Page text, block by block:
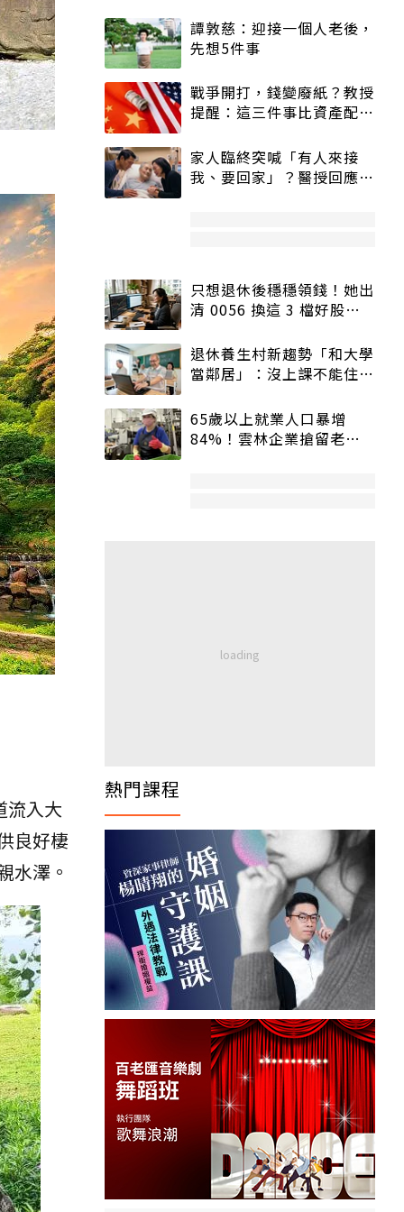
流入大
良好棲
水澤。
譚敦慈：迎接一個人老後，
先想5件事
戰爭開打，錢變廢紙？教授
提醒：這三件事比資產配置
家人臨終突喊「有人來接
我、要回家」？醫授回應方
只想退休後穩穩領錢！她出
清 0056 換這 3 檔好股：
退休養生村新趨勢「和大學
當鄰居」：沒上課不能住、
65歲以上就業人口暴增
84%！雲林企業搶留老員
熱門課程